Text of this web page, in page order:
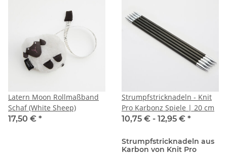
Latern Moon Rollmaßband
Schaf (White Sheep)
17,50 € *
Strumpfstricknadeln - Knit
Pro Karbonz Spiele | 20 cm
10,75 € - 12,95 € *
Strumpfstricknadeln aus
Karbon von Knit Pro